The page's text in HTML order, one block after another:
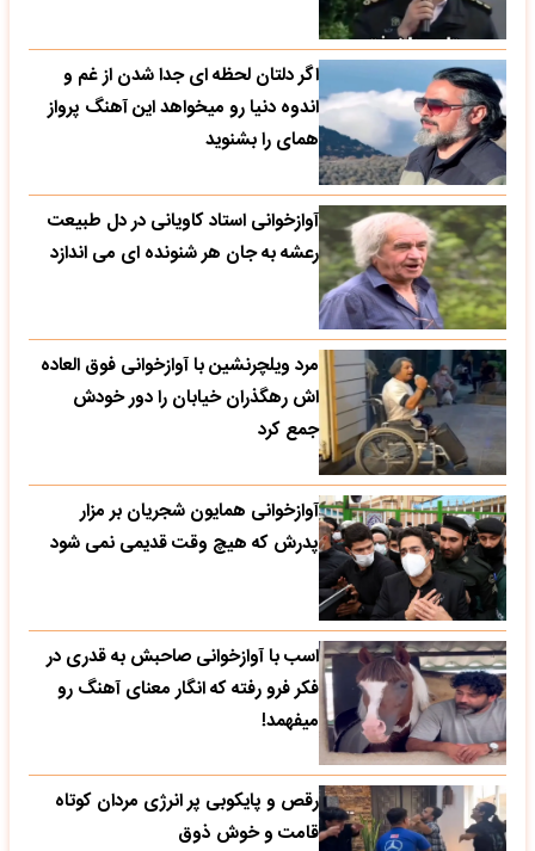
اگر دلتان لحظه ای جدا شدن از غم و
اندوه دنیا رو میخواهد این آهنگ پرواز
همای را بشنوید
آوازخوانی استاد کاویانی در دل طبیعت
رعشه به جان هر شنونده ای می اندازد
مرد ویلچرنشین با آوازخوانی فوق العاده
اش رهگذران خیابان را دور خودش
جمع کرد
آوازخوانی همایون شجریان بر مزار
پدرش که هیچ وقت قدیمی نمی شود
اسب با آوازخوانی صاحبش به قدری در
فکر فرو رفته که انگار معنای آهنگ رو
میفهمد!
رقص و پایکوبی پر انرژی مردان کوتاه
قامت و خوش ذوق